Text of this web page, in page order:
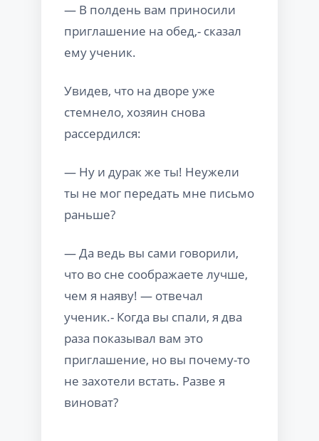
— В полдень вам приносили
приглашение на обед,- сказал
ему ученик.
Увидев, что на дворе уже
стемнело, хозяин снова
рассердился:
— Ну и дурак же ты! Неужели
ты не мог передать мне письмо
раньше?
— Да ведь вы сами говорили,
что во сне соображаете лучше,
чем я наяву! — отвечал
ученик.- Когда вы спали, я два
раза показывал вам это
приглашение, но вы почему-то
не захотели встать. Разве я
виноват?